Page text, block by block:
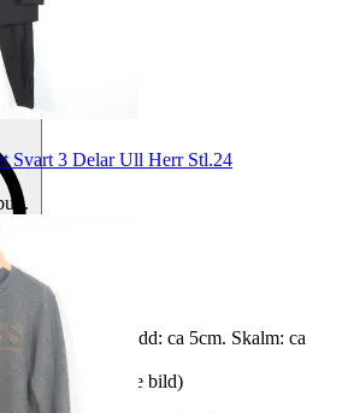
13.5cm. Linsbredd: ca 5cm. Skalm: ca
Repiga glas (se bild)
Svart 3 Delar Ull Herr Stl.24
.